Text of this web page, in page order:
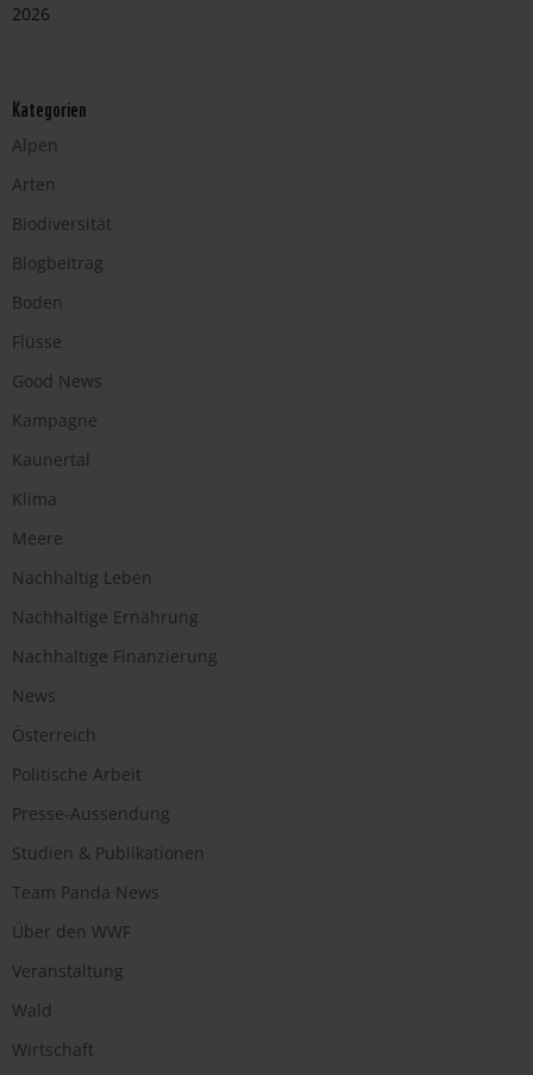
2026
Kategorien
Alpen
Arten
Biodiversität
Blogbeitrag
Boden
Flüsse
Good News
Kampagne
Kaunertal
Klima
Meere
Nachhaltig Leben
Nachhaltige Ernährung
Nachhaltige Finanzierung
News
Österreich
Politische Arbeit
Presse-Aussendung
Studien & Publikationen
Team Panda News
Über den WWF
Veranstaltung
Wald
Wirtschaft